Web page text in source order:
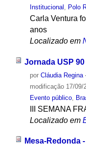
Institucional
Polo
Carla Ventura
anos
Localizado em
Jornada USP
por Cláudia Regina
modificação17/09/
Evento público,
III SEMANA
Localizado em
Mesa-Redonda